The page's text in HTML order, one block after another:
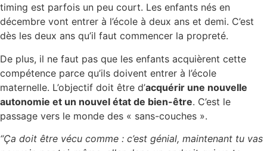
timing est parfois un peu court. Les enfants nés en
décembre vont entrer à l’école à deux ans et demi. C’est
dès les deux ans qu’il faut commencer la propreté.
De plus, il ne faut pas que les enfants acquièrent cette
compétence parce qu’ils doivent entrer à l’école
maternelle. L’objectif doit être d’acquérir une nouvelle
autonomie et un nouvel état de bien-être. C’est le
passage vers le monde des « sans-couches ».
“Ça doit être vécu comme : c’est génial, maintenant tu vas